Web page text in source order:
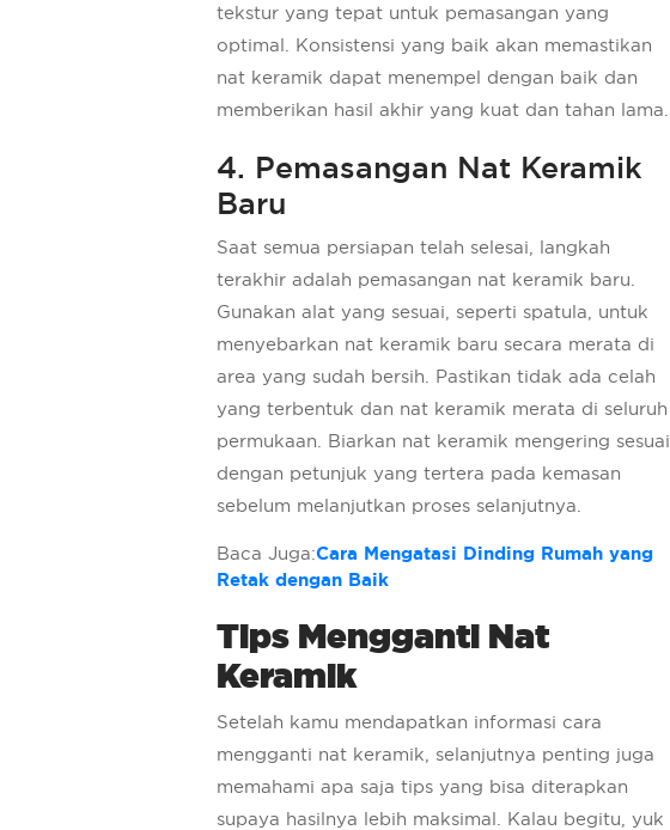
tekstur yang tepat untuk pemasangan yang
optimal. Konsistensi yang baik akan memastikan
nat keramik dapat menempel dengan baik dan
memberikan hasil akhir yang kuat dan tahan lama.
4. Pemasangan Nat Keramik
Baru
Saat semua persiapan telah selesai, langkah
terakhir adalah pemasangan nat keramik baru.
Gunakan alat yang sesuai, seperti spatula, untuk
menyebarkan nat keramik baru secara merata di
area yang sudah bersih. Pastikan tidak ada celah
yang terbentuk dan nat keramik merata di seluruh
permukaan. Biarkan nat keramik mengering sesuai
dengan petunjuk yang tertera pada kemasan
sebelum melanjutkan proses selanjutnya.
Baca Juga:Cara Mengatasi Dinding Rumah yang
Retak dengan Baik
Tips Mengganti Nat
Keramik
Setelah kamu mendapatkan informasi cara
mengganti nat keramik, selanjutnya penting juga
memahami apa saja tips yang bisa diterapkan
supaya hasilnya lebih maksimal. Kalau begitu, yuk